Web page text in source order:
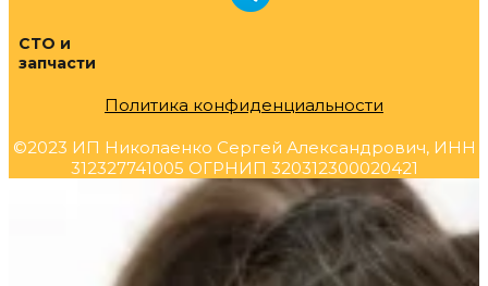
СТО и
запчасти
Политика конфиденциальности
©2023 ИП Николаенко Сергей Александрович, ИНН
312327741005 ОГРНИП 320312300020421